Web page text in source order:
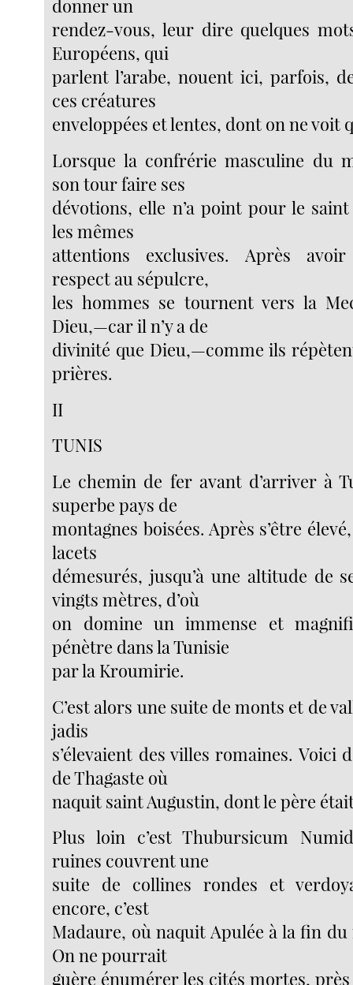
donner un
rendez-vous, leur dire quelques
Européens, qui
parlent l’arabe, nouent ici, parfois,
ces créatures
enveloppées et lentes, dont on ne voit
Lorsque la confrérie masculine du
son tour faire ses
dévotions, elle n’a point pour le
les mêmes
attentions exclusives. Après
respect au sépulcre,
les hommes se tournent vers la
Dieu,—car il n’y a de
divinité que Dieu,—comme ils
prières.
II
TUNIS
Le chemin de fer avant d’arriver à
superbe pays de
montagnes boisées. Après s’être
lacets
démesurés, jusqu’à une altitude de
vingts mètres, d’où
on domine un immense et
pénètre dans la Tunisie
par la Kroumirie.
C’est alors une suite de monts et de
jadis
s’élevaient des villes romaines. Voici
de Thagaste où
naquit saint Augustin, dont le père
Plus loin c’est Thubursicum
ruines couvrent une
suite de collines rondes et
encore, c’est
Madaure, où naquit Apulée à la fin
On ne pourrait
guère énumérer les cités mortes, près